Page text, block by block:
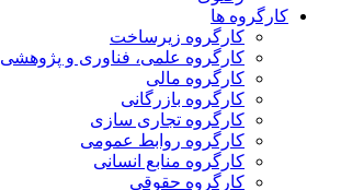
کارگروه ها
کارگروه زیرساخت
کارگروه علمی، فناوری و پژوهشی
کارگروه مالی
کارگروه بازرگانی
کارگروه تجاری سازی
کارگروه روابط عمومی
کارگروه منابع انسانی
کارگروه حقوقی